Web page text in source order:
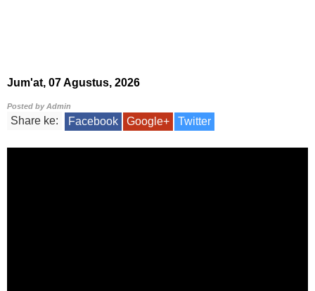
Jum'at, 07 Agustus, 2026
Posted byAdmin
Share ke: Facebook Google+ Twitter